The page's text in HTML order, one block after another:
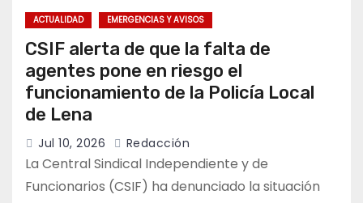
ACTUALIDAD EMERGENCIAS Y AVISOS
CSIF alerta de que la falta de
agentes pone en riesgo el
funcionamiento de la Policía Local
de Lena
Jul 10, 2026 Redacción
La Central Sindical Independiente y de
Funcionarios (CSIF) ha denunciado la situación